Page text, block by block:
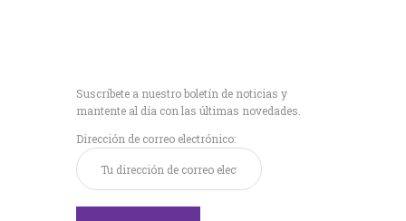
Suscríbete a nuestro boletín de noticias y
mantente al día con las últimas novedades.
Dirección de correo electrónico: